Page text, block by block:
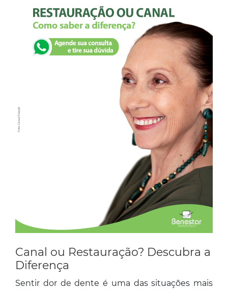
Canal ou Restauração? Descubra a
Diferença
Sentir dor de dente é uma das situações mais